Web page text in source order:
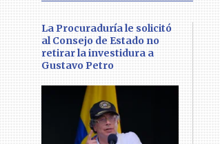
La Procuraduría le solicitó
al Consejo de Estado no
retirar la investidura a
Gustavo Petro